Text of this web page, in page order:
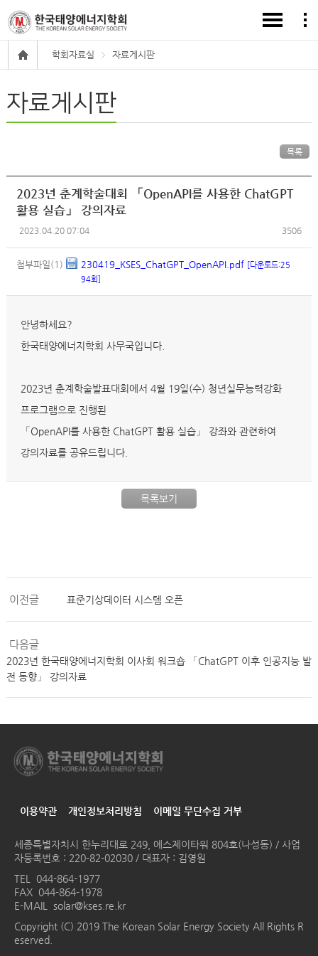
학회자료실 자료게시판
자료게시판
목록
2023년 춘계학술대회 「OpenAPI를 사용한 ChatGPT
활용 실습」 강의자료
2023.04.20 07:04 3506
첨부파일(1) 230419_KSES_ChatGPT_OpenAPI.pdf [다운로드:25
94회]
안녕하세요?
한국태양에너지학회 사무국입니다.
2023년 춘계학술발표대회에서 4월 19일(수) 청년실무능력강화
프로그램으로 진행된
「OpenAPI를 사용한 ChatGPT 활용 실습」 강좌와 관련하여
강의자료를 공유드립니다.
목록보기
이전글 표준기상데이터 시스템 오픈
다음글
2023년 한국태양에너지학회 이사회 워크숍 「ChatGPT 이후 인공지능 발
전 동향」 강의자료
이용약관 개인정보처리방침 이메일 무단수집 거부
세종특별자치시 한누리대로 249, 에스제이타워 804호(나성동) / 사업
자등록번호 : 220-82-02030 / 대표자 : 김영원
TEL 044-864-1977
FAX 044-864-1978
E-MAIL solar@kses.re.kr
Copyright (C) 2019 The Korean Solar Energy Society All Rights R
eserved.